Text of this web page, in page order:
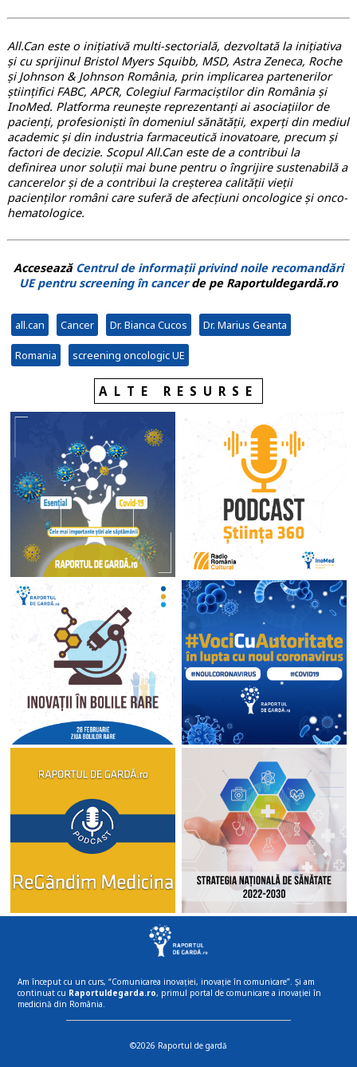
All.Can este o inițiativă multi-sectorială, dezvoltată la inițiativa
și cu sprijinul Bristol Myers Squibb, MSD, Astra Zeneca, Roche
și Johnson & Johnson România, prin implicarea partenerilor
științifici FABC, APCR, Colegiul Farmaciștilor din România și
InoMed. Platforma reunește reprezentanți ai asociațiilor de
pacienți, profesioniști în domeniul sănătății, experți din mediul
academic și din industria farmaceutică inovatoare, precum și
factori de decizie. Scopul All.Can este de a contribui la
definirea unor soluții mai bune pentru o îngrijire sustenabilă a
cancerelor și de a contribui la creșterea calității vieții
pacienților români care suferă de afecțiuni oncologice și onco-
hematologice.
Accesează Centrul de informații privind noile recomandări
UE pentru screening în cancerde pe Raportuldegardă.ro
all.can Cancer Dr. Bianca Cucos Dr. Marius Geanta
Romania screening oncologic UE
ALTE RESURSE
Am început cu un curs, “Comunicarea inovației, inovație în comunicare”. Și am
continuat cu Raportuldegarda.ro, primul portal de comunicare a inovației în
medicină din România.
©2026 Raportul de gardă